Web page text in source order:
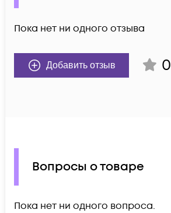
Пока нет ни одного отзыва
Добавить отзыв 0
Вопросы о товаре
Пока нет ни одного вопроса.